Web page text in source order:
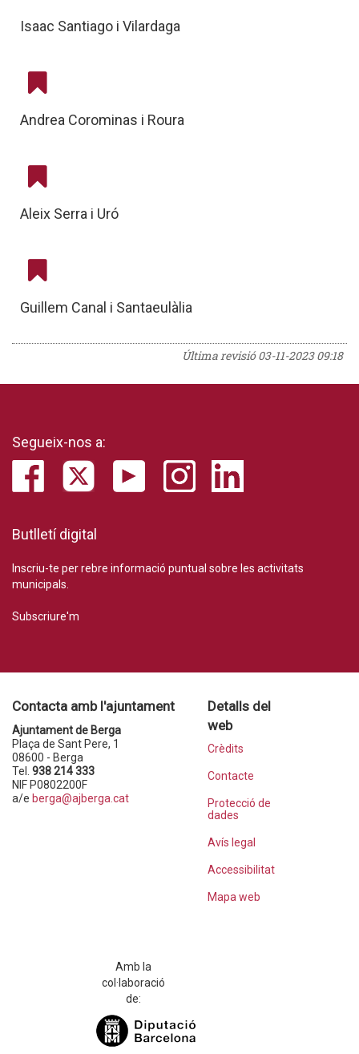
Isaac Santiago i Vilardaga
Andrea Corominas i Roura
Aleix Serra i Uró
Guillem Canal i Santaeulàlia
Última revisió03-11-2023 09:18
Segueix-nos a:
Butlletí digital
Inscriu-te per rebre informació puntual sobre les activitats
municipals.
Subscriure'm
Contacta amb l'ajuntament
Ajuntament de Berga
Plaça de Sant Pere, 1
08600 - Berga
Tel. 938 214 333
NIF P0802200F
a/e berga@ajberga.cat
Detalls del
web
Crèdits
Contacte
Protecció de
dades
Avís legal
Accessibilitat
Mapa web
Amb la
col·laboració
de: